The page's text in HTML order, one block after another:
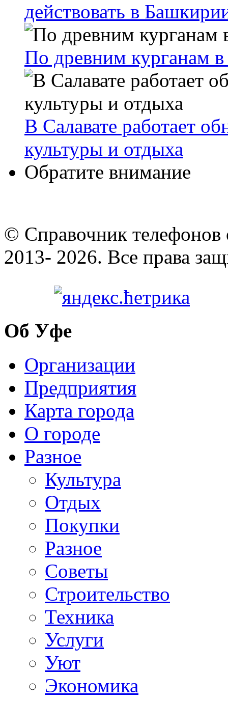
действовать в
По древним курганам
В Салавате работает
культуры и отдыха
Обратите внимание
© Cправочник телефонов
2013- 2026. Все права
Об Уфе
Организации
Предприятия
Карта города
О городе
Разное
Культура
Отдых
Покупки
Разное
Советы
Строительство
Техника
Услуги
Уют
Экономика